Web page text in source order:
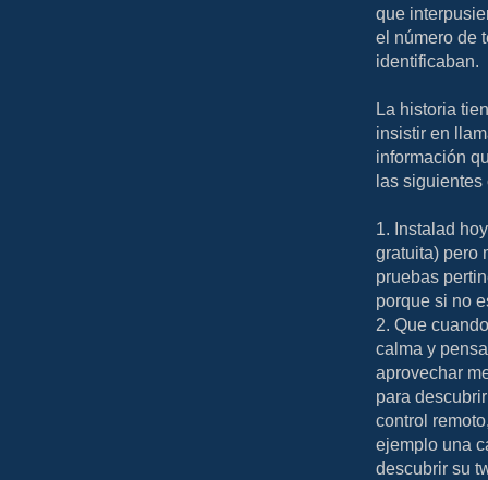
que
el número de
identificaban.
La historia
insistir en
información
las
1. Instalad
gratuita) pero
pruebas
porque si no
2. Que
calma y
aprovechar
para
control
ejemplo una
descubrir su